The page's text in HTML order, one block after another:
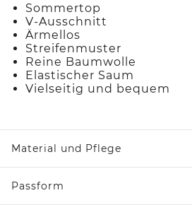
Sommertop
V-Ausschnitt
Ärmellos
Streifenmuster
Reine Baumwolle
Elastischer Saum
Vielseitig und bequem
Material und Pflege
Passform